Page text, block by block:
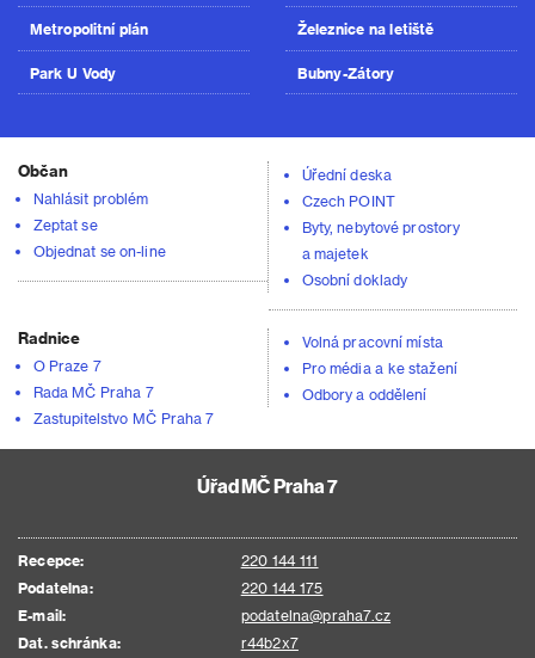
Metropolitní plán
Park U Vody
Železnice na letiště
Bubny-Zátory
Občan
Nahlásit problém
Zeptat se
Objednat se on-line
Úřední deska
Czech POINT
Byty, nebytové prostory
a majetek
Osobní doklady
Radnice
O Praze 7
Rada MČ Praha 7
Zastupitelstvo MČ Praha 7
Volná pracovní místa
Pro média a ke stažení
Odbory a oddělení
Úřad MČ Praha 7
Recepce:
220 144 111
Podatelna:
220 144 175
E-mail:
podatelna@praha7.cz
Dat. schránka:
r44b2x7